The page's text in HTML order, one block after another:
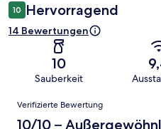
10 Hervorragend
14 Bewertungen
10
Sauberkeit
Bewertungen
Verifizierte Bewertung
10/10 –